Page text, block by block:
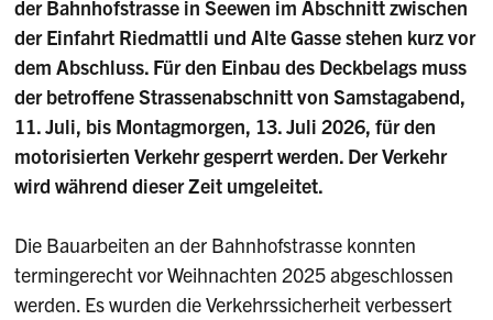
der Bahnhofstrasse in Seewen im Abschnitt zwischen
der Einfahrt Riedmattli und Alte Gasse stehen kurz vor
dem Abschluss. Für den Einbau des Deckbelags muss
der betroffene Strassenabschnitt von Samstagabend,
11. Juli, bis Montagmorgen, 13. Juli 2026, für den
motorisierten Verkehr gesperrt werden. Der Verkehr
wird während dieser Zeit umgeleitet.
Die Bauarbeiten an der Bahnhofstrasse konnten
termingerecht vor Weihnachten 2025 abgeschlossen
werden. Es wurden die Verkehrssicherheit verbessert